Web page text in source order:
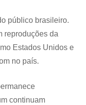
público brasileiro.
reproduções da
Estados Unidos e
no país.
continuam